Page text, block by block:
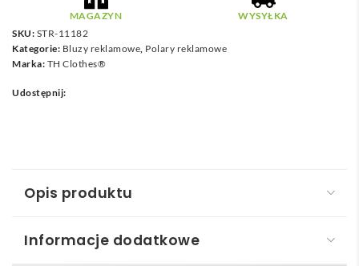
MAGAZYN
WYSYŁKA
SKU: STR-11182
Kategorie: Bluzy reklamowe, Polary reklamowe
Marka: TH Clothes®
Udostępnij:
Opis produktu
Informacje dodatkowe